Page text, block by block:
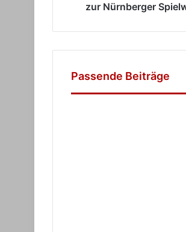
zur Nürnberger
Passende Beiträge